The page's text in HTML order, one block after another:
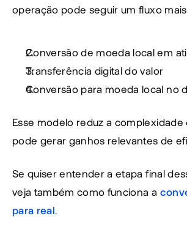
operação pode seguir um fluxo
Conversão de moeda local em
Transferência digital do valor
Conversão para moeda local no
Esse modelo reduz a complexidade
pode gerar ganhos relevantes de
Se quiser entender a etapa final
veja também como funciona a
para real.